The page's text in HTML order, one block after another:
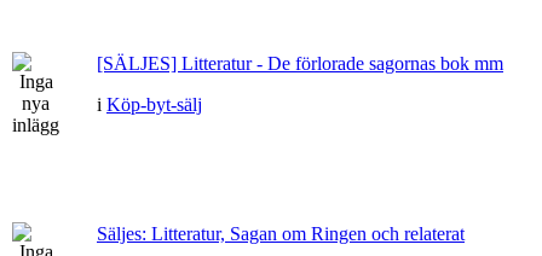
[SÄLJES] Litteratur - De förlorade sagornas bok mm
i Köp-byt-sälj
Säljes: Litteratur, Sagan om Ringen och relaterat